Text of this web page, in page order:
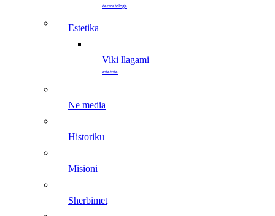
dermatologe
estetika
viki llagami
estetiste
ne media
historiku
misioni
sherbimet